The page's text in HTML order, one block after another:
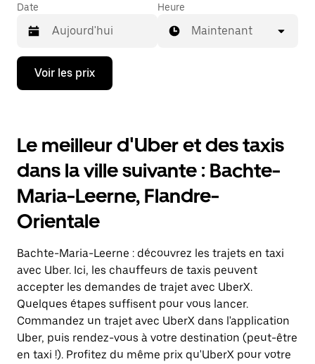
Date
Appuyez
la
bas
pour
ouvrir
le
calendrier
et
sélectionner
une
Appuyez
sur
touche
Échap
pour
fermer
le
calendrier.
Heure
Maintenant
Voir les prix
Le meilleur d'Uber et des taxis
dans la ville suivante : Bachte-
Maria-Leerne, Flandre-
Orientale
Bachte-Maria-Leerne : découvrez les trajets en taxi
avec Uber. Ici, les chauffeurs de taxis peuvent
accepter les demandes de trajet avec UberX.
Quelques étapes suffisent pour vous lancer.
Commandez un trajet avec UberX dans l'application
Uber, puis rendez-vous à votre destination (peut-être
en taxi !). Profitez du même prix qu'UberX pour votre